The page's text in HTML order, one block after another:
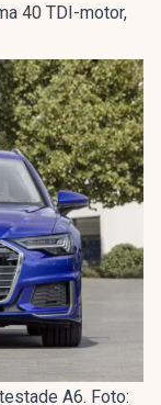
40 TDI-motor,
A6. Foto: